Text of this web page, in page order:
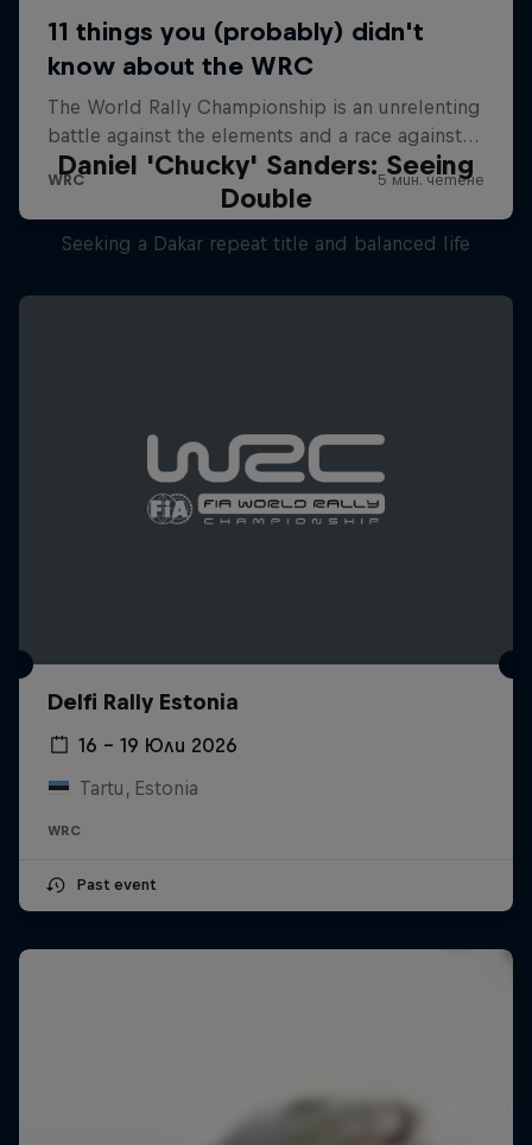
Daniel 'Chucky' Sanders: Seeing
Double
Seeking a Dakar repeat title and balanced life
Delfi Rally Estonia
16 – 19 Юли 2026
Tartu, Estonia
WRC
Past event